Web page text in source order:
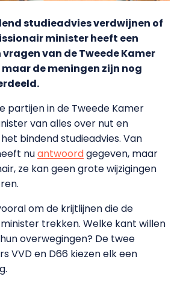
studieadvies verdwijnen of
minister heeft een
van de Tweede Kamer
de meningen zijn nog
partijen in de Tweede Kamer
van alles over nut en
bindend studieadvies. Van
nuantwoordgegeven, maar
ze kan geen grote wijzigingen
om de krijtlijnen die de
trekken. Welke kant willen
overwegingen? De twee
VVD en D66 kiezen elk een